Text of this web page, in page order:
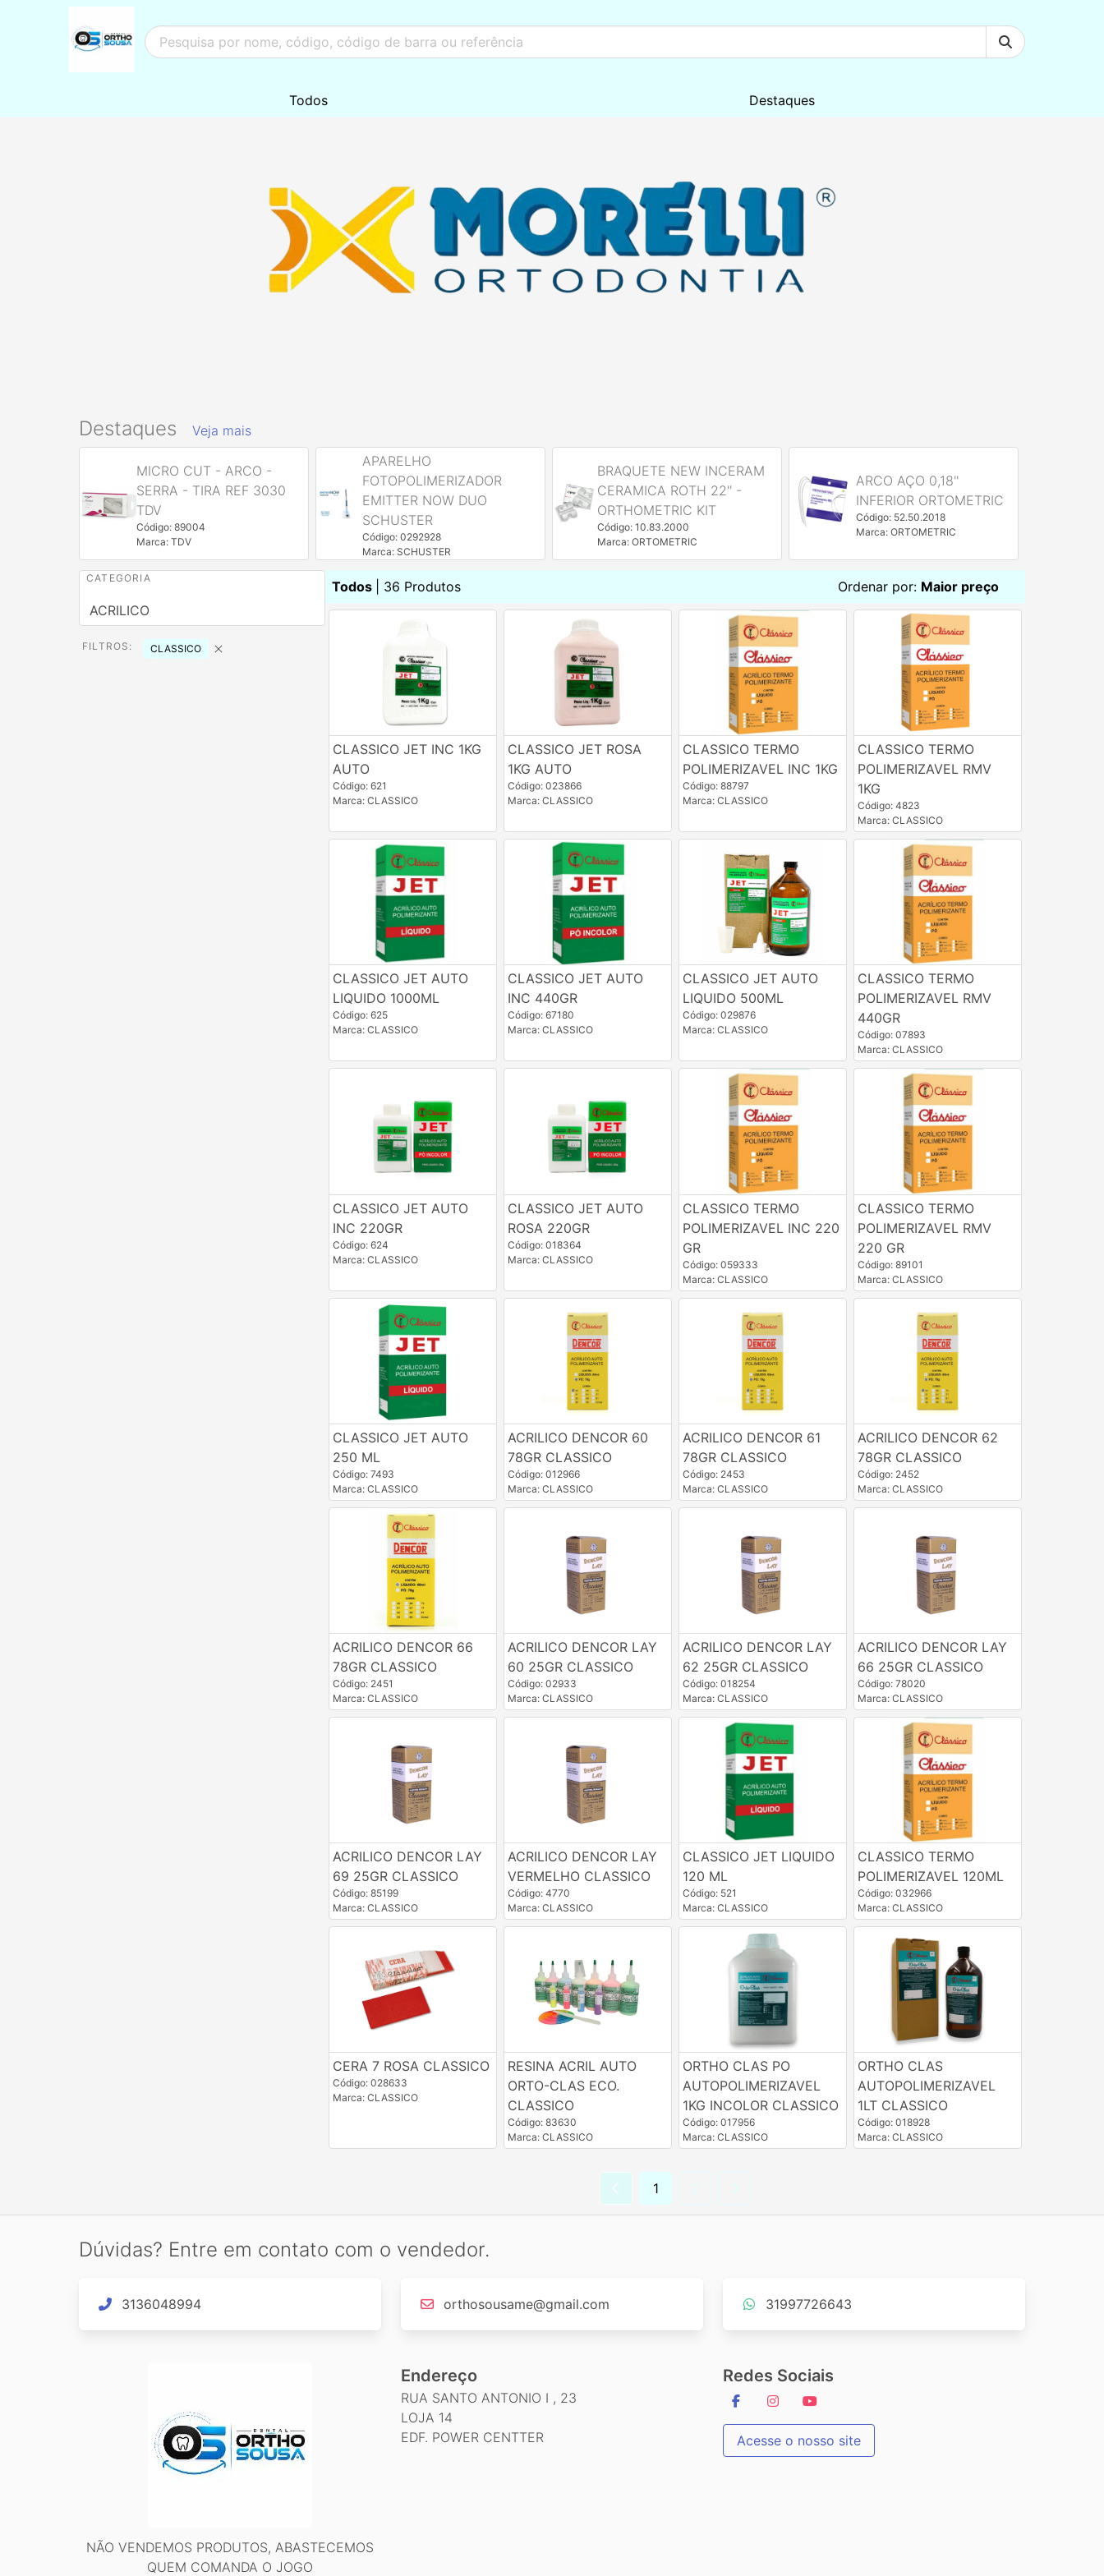
Todos Destaques
Destaques Veja mais
MICRO CUT - ARCO -
SERRA - TIRA REF 3030
TDV
Código: 89004
Marca: TDV
APARELHO
FOTOPOLIMERIZADOR
EMITTER NOW DUO
SCHUSTER
Código: 0292928
Marca: SCHUSTER
BRAQUETE NEW INCERAM
CERAMICA ROTH 22'' -
ORTHOMETRIC KIT
Código: 10.83.2000
Marca: ORTOMETRIC
ARCO AÇO 0,18''
INFERIOR ORTOMETRIC
Código: 52.50.2018
Marca: ORTOMETRIC
CATEGORIA
ACRILICO
FILTROS: CLASSICO
Todos | 36 Produtos Ordenar por: Maior preço
CLASSICO JET INC 1KG
AUTO
Código: 621
Marca: CLASSICO
CLASSICO JET ROSA
1KG AUTO
Código: 023866
Marca: CLASSICO
CLASSICO TERMO
POLIMERIZAVEL INC 1KG
Código: 88797
Marca: CLASSICO
CLASSICO TERMO
POLIMERIZAVEL RMV
1KG
Código: 4823
Marca: CLASSICO
CLASSICO JET AUTO
LIQUIDO 1000ML
Código: 625
Marca: CLASSICO
CLASSICO JET AUTO
INC 440GR
Código: 67180
Marca: CLASSICO
CLASSICO JET AUTO
LIQUIDO 500ML
Código: 029876
Marca: CLASSICO
CLASSICO TERMO
POLIMERIZAVEL RMV
440GR
Código: 07893
Marca: CLASSICO
CLASSICO JET AUTO
INC 220GR
Código: 624
Marca: CLASSICO
CLASSICO JET AUTO
ROSA 220GR
Código: 018364
Marca: CLASSICO
CLASSICO TERMO
POLIMERIZAVEL INC 220
GR
Código: 059333
Marca: CLASSICO
CLASSICO TERMO
POLIMERIZAVEL RMV
220 GR
Código: 89101
Marca: CLASSICO
CLASSICO JET AUTO
250 ML
Código: 7493
Marca: CLASSICO
ACRILICO DENCOR 60
78GR CLASSICO
Código: 012966
Marca: CLASSICO
ACRILICO DENCOR 61
78GR CLASSICO
Código: 2453
Marca: CLASSICO
ACRILICO DENCOR 62
78GR CLASSICO
Código: 2452
Marca: CLASSICO
ACRILICO DENCOR 66
78GR CLASSICO
Código: 2451
Marca: CLASSICO
ACRILICO DENCOR LAY
60 25GR CLASSICO
Código: 02933
Marca: CLASSICO
ACRILICO DENCOR LAY
62 25GR CLASSICO
Código: 018254
Marca: CLASSICO
ACRILICO DENCOR LAY
66 25GR CLASSICO
Código: 78020
Marca: CLASSICO
ACRILICO DENCOR LAY
69 25GR CLASSICO
Código: 85199
Marca: CLASSICO
ACRILICO DENCOR LAY
VERMELHO CLASSICO
Código: 4770
Marca: CLASSICO
CLASSICO JET LIQUIDO
120 ML
Código: 521
Marca: CLASSICO
CLASSICO TERMO
POLIMERIZAVEL 120ML
Código: 032966
Marca: CLASSICO
CERA 7 ROSA CLASSICO
Código: 028633
Marca: CLASSICO
RESINA ACRIL AUTO
ORTO-CLAS ECO.
CLASSICO
Código: 83630
Marca: CLASSICO
ORTHO CLAS PO
AUTOPOLIMERIZAVEL
1KG INCOLOR CLASSICO
Código: 017956
Marca: CLASSICO
ORTHO CLAS
AUTOPOLIMERIZAVEL
1LT CLASSICO
Código: 018928
Marca: CLASSICO
1
Dúvidas? Entre em contato com o vendedor.
3136048994 orthosousame@gmail.com 31997726643
NÃO VENDEMOS PRODUTOS, ABASTECEMOS
QUEM COMANDA O JOGO
Endereço
RUA SANTO ANTONIO I , 23
LOJA 14
EDF. POWER CENTTER
Redes Sociais
Acesse o nosso site